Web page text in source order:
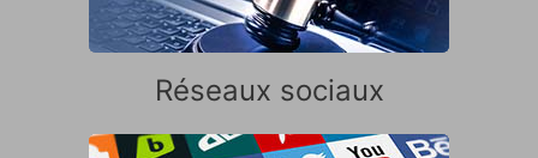
Réseaux sociaux